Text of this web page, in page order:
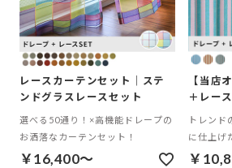
レースカーテンセット｜ステ
ンドグラスレースセット
選べる50通り！×高機能ドレープの
お洒落なカーテンセット！
￥16,400～
【当店
＋レー
トレンド
に仕上げ
ン
￥